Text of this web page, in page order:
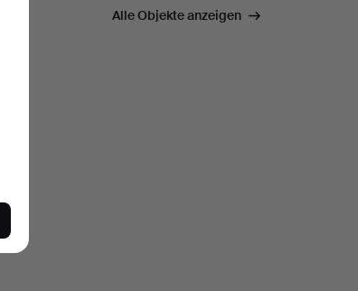
Alle Objekte anzeigen